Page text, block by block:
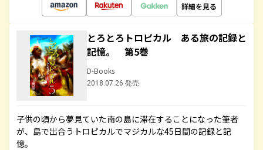
詳細を見る
とろとろトロピカル ある旅の記録と
記憶。 第5巻
D-Books
2018.07.26 発売
子供の頃から夢見ていた南の島に滞在することになった筆者
が、島で出合うトロピカルでマジカルな45日間の記録と記
憶。